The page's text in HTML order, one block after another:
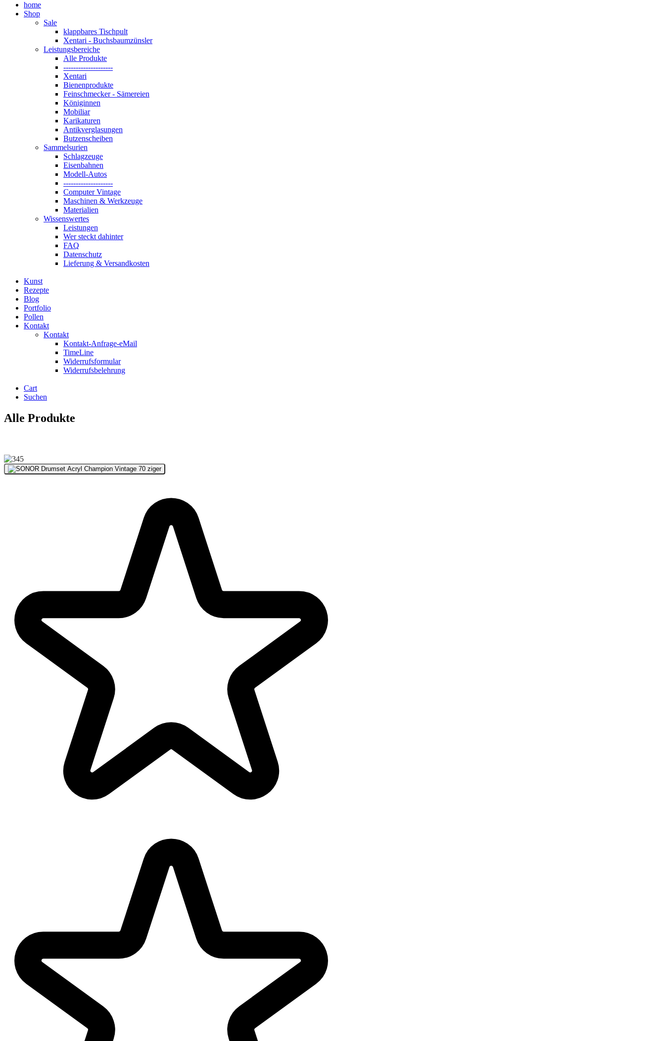
home
Shop
Sale
klappbares Tischpult
Xentari - Buchsbaumzünsler
Leistungsbereiche
Alle Produkte
--------------------
Xentari
Bienenprodukte
Feinschmecker - Sämereien
Königinnen
Mobiliar
Karikaturen
Antikverglasungen
Butzenscheiben
Sammelsurien
Schlagzeuge
Eisenbahnen
Modell-Autos
--------------------
Computer Vintage
Maschinen & Werkzeuge
Materialien
Wissenswertes
Leistungen
Wer steckt dahinter
FAQ
Datenschutz
Lieferung & Versandkosten
Kunst
Rezepte
Blog
Portfolio
Pollen
Kontakt
Kontakt
Kontakt-Anfrage-eMail
TimeLine
Widerrufsformular
Widerrufsbelehrung
Cart
Suchen
Alle Produkte